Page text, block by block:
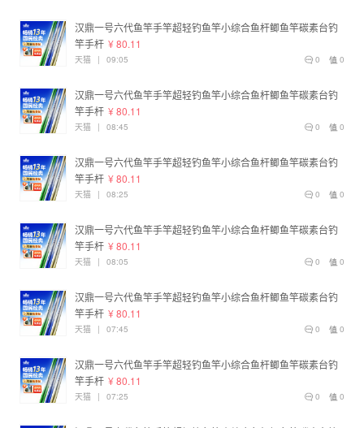
汉鼎一号六代鱼竿手竿超轻钓鱼竿小综合鱼杆鲫鱼竿碳素台钓
竿手杆 ¥ 80.11
0
0
天猫 | 09:05
汉鼎一号六代鱼竿手竿超轻钓鱼竿小综合鱼杆鲫鱼竿碳素台钓
竿手杆 ¥ 80.11
0
0
天猫 | 08:45
汉鼎一号六代鱼竿手竿超轻钓鱼竿小综合鱼杆鲫鱼竿碳素台钓
竿手杆 ¥ 80.11
0
0
天猫 | 08:25
汉鼎一号六代鱼竿手竿超轻钓鱼竿小综合鱼杆鲫鱼竿碳素台钓
竿手杆 ¥ 80.11
0
0
天猫 | 08:05
汉鼎一号六代鱼竿手竿超轻钓鱼竿小综合鱼杆鲫鱼竿碳素台钓
竿手杆 ¥ 80.11
0
0
天猫 | 07:45
汉鼎一号六代鱼竿手竿超轻钓鱼竿小综合鱼杆鲫鱼竿碳素台钓
竿手杆 ¥ 80.11
0
0
天猫 | 07:25